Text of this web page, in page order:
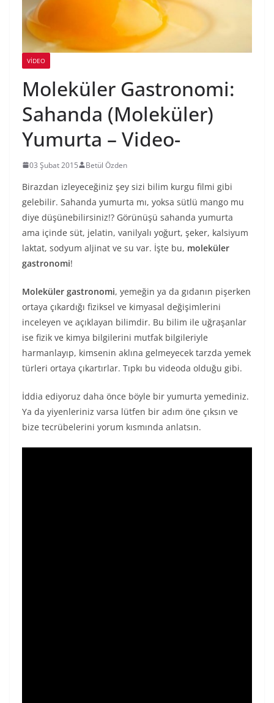
VIDEO
Moleküler Gastronomi:
Sahanda (Moleküler)
Yumurta – Video-
03 Şubat 2015 Betül Özden
Birazdan izleyeceğiniz şey sizi bilim kurgu filmi gibi
gelebilir. Sahanda yumurta mı, yoksa sütlü mango mu
diye düşünebilirsiniz!? Görünüşü sahanda yumurta
ama içinde süt, jelatin, vanilyalı yoğurt, şeker, kalsiyum
laktat, sodyum aljinat ve su var. İşte bu, moleküler
gastronomi!
Moleküler gastronomi, yemeğin ya da gıdanın pişerken
ortaya çıkardığı fiziksel ve kimyasal değişimlerini
inceleyen ve açıklayan bilimdir. Bu bilim ile uğraşanlar
ise fizik ve kimya bilgilerini mutfak bilgileriyle
harmanlayıp, kimsenin aklına gelmeyecek tarzda yemek
türleri ortaya çıkartırlar. Tıpkı bu videoda olduğu gibi.
İddia ediyoruz daha önce böyle bir yumurta yemediniz.
Ya da yiyenleriniz varsa lütfen bir adım öne çıksın ve
bize tecrübelerini yorum kısmında anlatsın.